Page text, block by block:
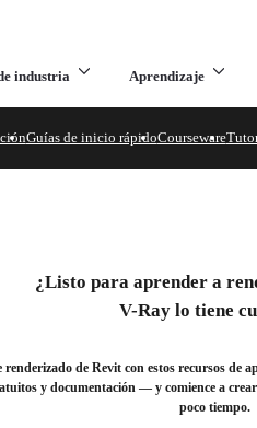
industria Aprendizaje
Guías de inicio rápidoCourseware
¿Listo para aprender a
V-Ray lo tiene
de Revit con estos recursos de
y documentación — y comience a
poco tiempo.